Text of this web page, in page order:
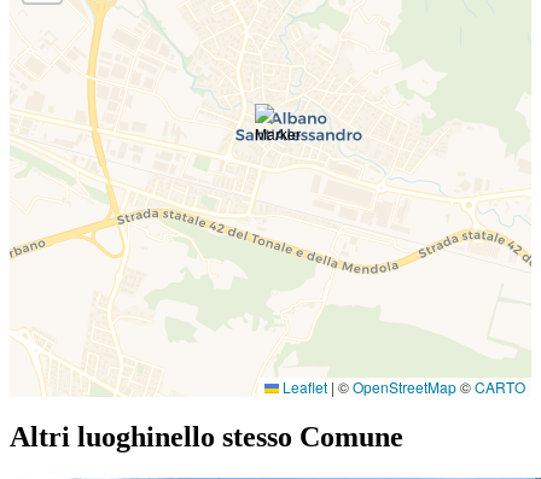
Leaflet | ©OpenStreetMap©CARTO
Altri luoghinello stesso Comune